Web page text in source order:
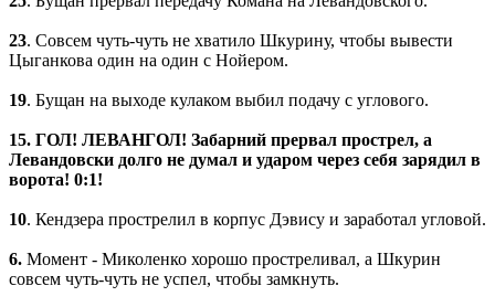
23. Совсем чуть-чуть не хватило Шкурину, чтобы вывести
Цыганкова один на один с Нойером.
19. Бущан на выходе кулаком выбил подачу с углового.
15. ГОЛ! ЛЕВАНГОЛ! Забарний прервал прострел, а
Левандовски долго не думал и ударом через себя зарядил в
ворота! 0:1!
10. Кендзера прострелил в корпус Дэвису и заработал угловой.
6. Момент - Миколенко хорошо простреливал, а Шкурин
совсем чуть-чуть не успел, чтобы замкнуть.